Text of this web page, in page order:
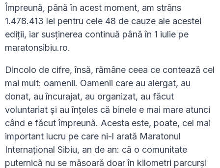
Împreună, până în acest moment, am strâns
1.478.413 lei pentru cele 48 de cauze ale acestei
ediții, iar susținerea continuă până în 1 iulie pe
maratonsibiu.ro.
Dincolo de cifre, însă, rămâne ceea ce contează cel
mai mult: oamenii. Oamenii care au alergat, au
donat, au încurajat, au organizat, au făcut
voluntariat și au înțeles că binele e mai mare atunci
când e făcut împreună. Acesta este, poate, cel mai
important lucru pe care ni-l arată Maratonul
Internațional Sibiu, an de an: că o comunitate
puternică nu se măsoară doar în kilometri parcurși